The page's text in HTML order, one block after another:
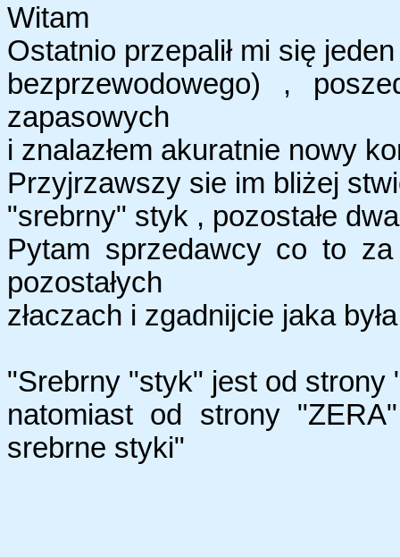
Witam
Ostatnio przepalił mi się
bezprzewodowego) ,
zapasowych
i znalazłem akuratnie nowy
Przyjrzawszy sie im bliżej
"srebrny" styk , pozostałe
Pytam sprzedawcy co to
pozostałych
złaczach i zgadnijcie jaka
"Srebrny "styk" jest od strony
natomiast od strony
srebrne styki"